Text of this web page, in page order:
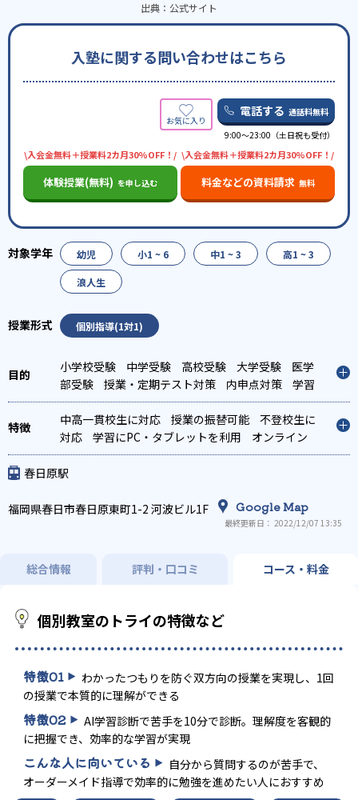
出典： 公式サイト
入塾に関する問い合わせはこちら
電話する 通話料無料
9:00～23:00（土日祝も受付）
\入会金無料＋授業料2カ月30%OFF！/
体験授業(無料) を申し込む
\入会金無料＋授業料2カ月30%OFF！/
料金などの資料請求 無料
幼児 小1 ~ 6 中1 ~ 3 高1 ~ 3
浪人生
個別指導(1対1)
小学校受験 中学受験 高校受験 大学受験
医学
部受験
授業・定期テスト対策 内申点対策
学習
習慣の定着
総合型選抜(旧AO)対策
推薦入試対
策
学校別特化対策 国公立大対策 私大対策
共
通テスト対策
英検(英語検定)対策
漢検(漢字検
定)対策
数学特化対策
英語・英会話特化対策
その他科目別特化対策
中高一貫校生に対応 授業の振替可能
不登校生に
対応
学習にPC・タブレットを利用
オンライン
対応
1科目から受講可能
季節講習のみの受講
可
春日原駅
福岡県春日市春日原東町1-2 河波ビル1F Google Map
最終更新日： 2022/12/07 13:35
総合情報 評判・口コミ コース・料金
個別教室のトライの特徴など
特徴01
わかったつもりを防ぐ双方向の授業を実現し、1回
の授業で本質的に理解ができる
特徴02
AI学習診断で苦手を10分で診断。理解度を客観的
に把握でき、効率的な学習が実現
こんな人に向いている
自分から質問するのが苦手で、
オーダーメイド指導で効率的に勉強を進めたい人におすすめ